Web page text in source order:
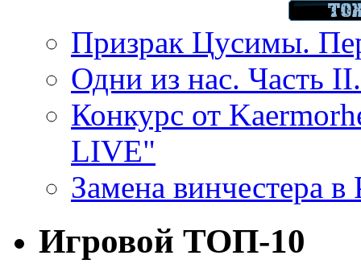
Призрак Цусимы.
Одни из нас. Часть
Конкурс от
LIVE"
Замена винчестера
Игровой ТОП-10